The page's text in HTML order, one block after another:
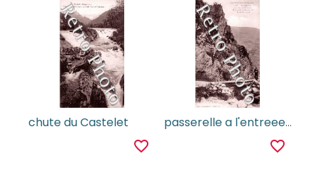
chute du Castelet
favorite_border
passerelle a l'entreee du ravin de Lagal
favorite_border